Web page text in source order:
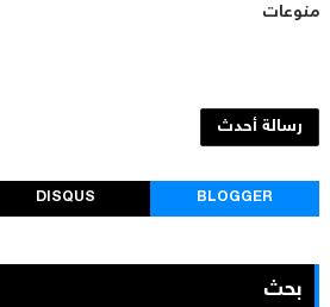
منوعات
رسالة أحدث
BLOGGER
DISQUS
بحث